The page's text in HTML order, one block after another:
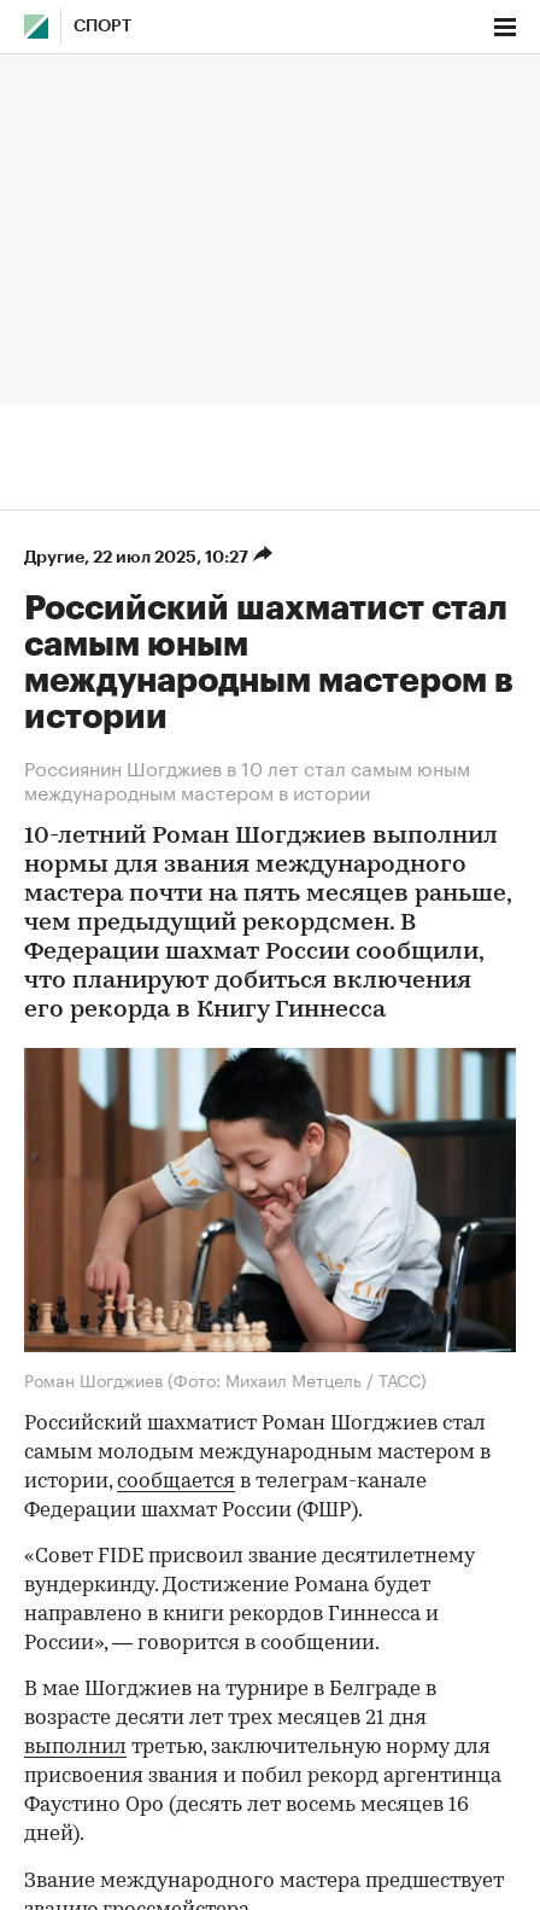
СПОРТ
Другие⁠, 22 июл 2025, 10:27
Российский шахматист стал
самым юным
международным мастером в
истории
Россиянин Шогджиев в 10 лет стал самым юным
международным мастером в истории
10-летний Роман Шогджиев выполнил
нормы для звания международного
мастера почти на пять месяцев раньше,
чем предыдущий рекордсмен. В
Федерации шахмат России сообщили,
что планируют добиться включения
его рекорда в Книгу Гиннесса
Роман Шогджиев (Фото: Михаил Метцель / ТАСС)
Российский шахматист Роман Шогджиев стал
самым молодым международным мастером в
истории,сообщается в телеграм-канале
Федерации шахмат России (ФШР).
«Совет FIDE присвоил звание десятилетнему
вундеркинду. Достижение Романа будет
направлено в книги рекордов Гиннесса и
России», — говорится в сообщении.
В мае Шогджиев на турнире в Белграде в
возрасте десяти лет трех месяцев 21 дня
выполнил третью, заключительную норму для
присвоения звания и побил рекорд аргентинца
Фаустино Оро (десять лет восемь месяцев 16
дней).
Звание международного мастера предшествует